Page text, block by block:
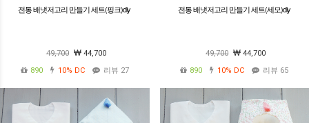
전통 배냇저고리 만들기 세트(핑크)diy
49,700
44,700
890
10% DC 리뷰 27
전통 배냇저고리 만들기 세트(세모)diy
49,700
44,700
890
10% DC 리뷰 65